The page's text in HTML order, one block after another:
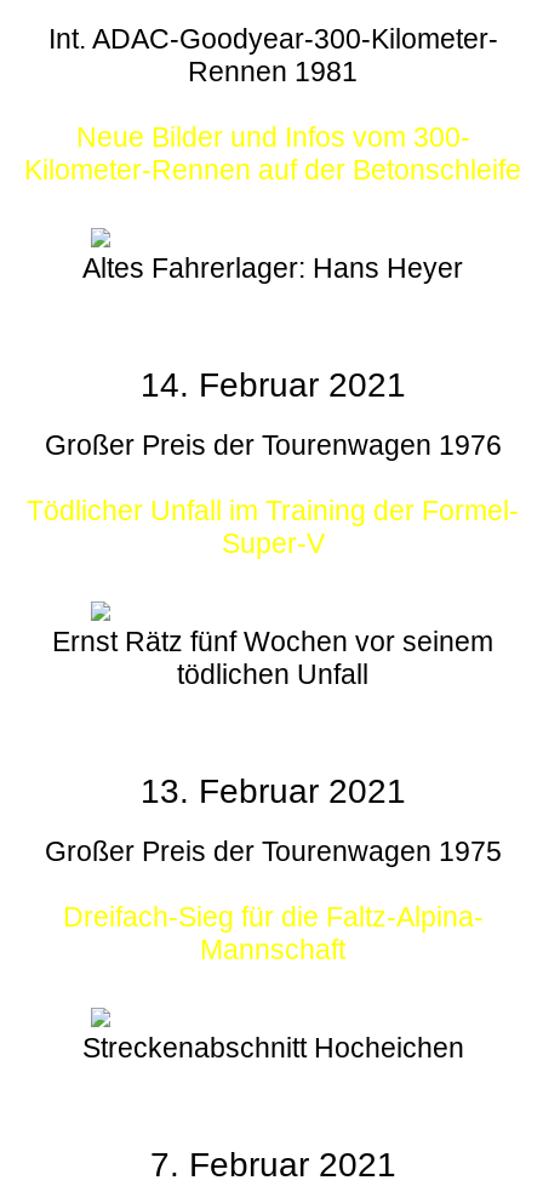
Int. ADAC-Goodyear-300-Kilometer-
Rennen 1981
Neue Bilder und Infos vom 300-
Kilometer-Rennen auf der Betonschleife
Altes Fahrerlager: Hans Heyer
14. Februar 2021
Großer Preis der Tourenwagen 1976
Tödlicher Unfall im Training der Formel-
Super-V
Ernst Rätz fünf Wochen vor seinem
tödlichen Unfall
13. Februar 2021
Großer Preis der Tourenwagen 1975
Dreifach-Sieg für die Faltz-Alpina-
Mannschaft
Streckenabschnitt Hocheichen
7. Februar 2021